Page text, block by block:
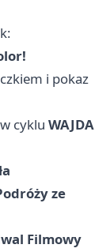
i pokaz
cyklu WAJDA
ze
Filmowy